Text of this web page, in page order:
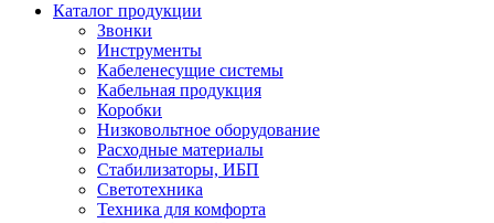
Каталог продукции
Звонки
Инструменты
Кабеленесущие системы
Кабельная продукция
Коробки
Низковольтное оборудование
Расходные материалы
Стабилизаторы, ИБП
Светотехника
Техника для комфорта